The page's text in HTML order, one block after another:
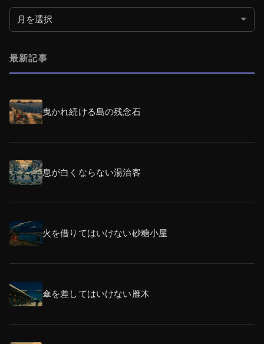
月別アーカイブ
最新記事
曳かれ続ける島の残念石
息が白くならない湯治客
火を借りてはいけない砂糖小屋
傘を差してはいけない雁木